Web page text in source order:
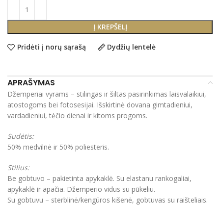
Į KREPŠELĮ
Pridėti į norų sąrašą Dydžių lentelė
APRAŠYMAS
Džemperiai vyrams – stilingas ir šiltas pasirinkimas laisvalaikiui,
atostogoms bei fotosesijai. Išskirtinė dovana gimtadieniui,
vardadieniui, tėčio dienai ir kitoms progoms.
Sudėtis:
50% medvilnė ir 50% poliesteris.
Stilius:
Be gobtuvo – pakietinta apykaklė. Su elastanu rankogaliai,
apykaklė ir apačia. Džemperio vidus su pūkeliu.
Su gobtuvu – sterblinė/kengūros kišenė, gobtuvas su raišteliais.